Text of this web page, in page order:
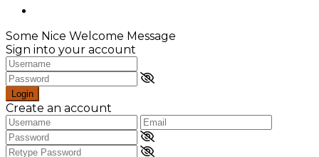
Some Nice Welcome Message
Sign into your account
Login
Create an account